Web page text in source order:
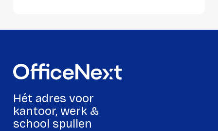
OfficeNext en maak jouw
computeropstelling helemaal af.
Hét adres voor
kantoor, werk &
school spullen